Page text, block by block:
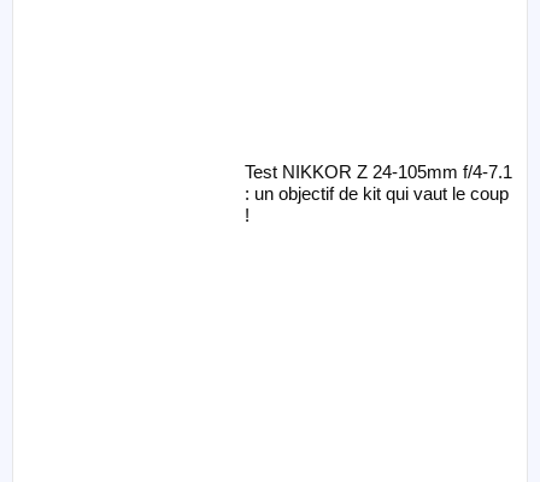
Test NIKKOR Z 24-105mm f/4-7.1
: un objectif de kit qui vaut le coup
!